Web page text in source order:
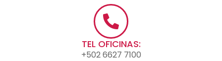
TEL OFICINAS:
+502 6627 7100